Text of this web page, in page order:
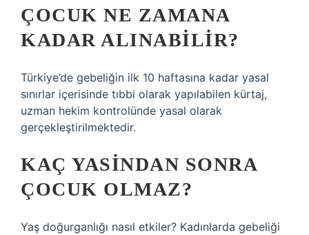
ÇOCUK NE ZAMANA
KADAR ALINABILIR?
Türkiye’de gebeliğin ilk 10 haftasına kadar yasal
sınırlar içerisinde tıbbi olarak yapılabilen kürtaj,
uzman hekim kontrolünde yasal olarak
gerçekleştirilmektedir.
KAÇ YASINDAN SONRA
ÇOCUK OLMAZ?
Yaş doğurganlığı nasıl etkiler? Kadınlarda gebeliği